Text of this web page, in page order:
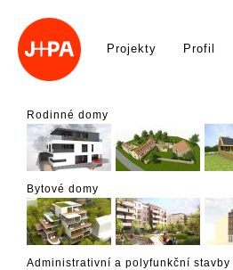
Projekty Profil
Rodinné domy
Bytové domy
Administrativní a polyfunkční stavby